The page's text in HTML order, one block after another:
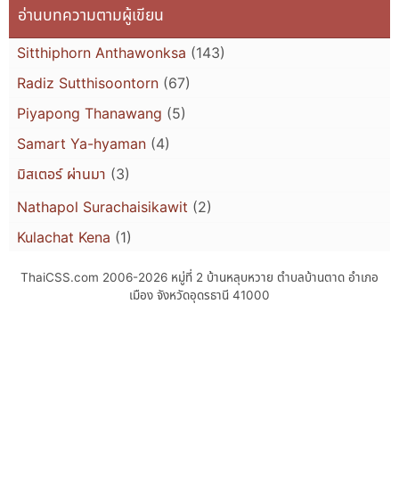
อ่านบทความตามผู้เขียน
Sitthiphorn Anthawonksa (143)
Radiz Sutthisoontorn (67)
Piyapong Thanawang (5)
Samart Ya-hyaman (4)
มิสเตอร์ ผ่านมา (3)
Nathapol Surachaisikawit (2)
Kulachat Kena (1)
ThaiCSS.com 2006-2026 หมู่ที่ 2 บ้านหลุบหวาย ตำบลบ้านตาด อำเภอ
เมือง จังหวัดอุดรธานี 41000